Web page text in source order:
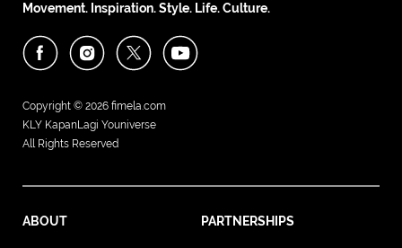
Movement. Inspiration. Style. Life. Culture.
Copyright © 2026 fimela.com
KLY KapanLagi Youniverse
All Rights Reserved
ABOUT PARTNERSHIPS